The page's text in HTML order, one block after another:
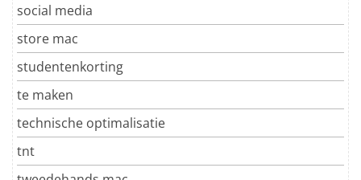
social media
store mac
studentenkorting
te maken
technische optimalisatie
tnt